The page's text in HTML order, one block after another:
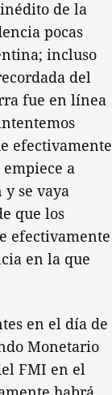
de la
pocas
incluso
del
fue en línea
efectivamente
a
se vaya
que los
efectivamente
en la que
en el día de
Monetario
FMI en el